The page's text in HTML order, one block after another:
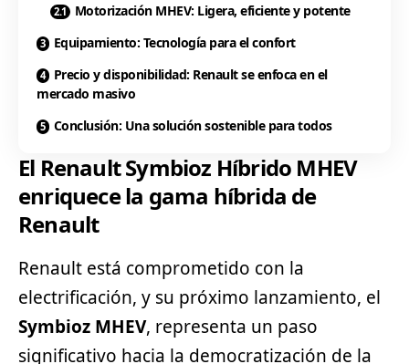
Motorización MHEV: Ligera, eficiente y potente
Equipamiento: Tecnología para el confort
Precio y disponibilidad: Renault se enfoca en el
mercado masivo
Conclusión: Una solución sostenible para todos
El Renault Symbioz Híbrido MHEV
enriquece la gama híbrida de
Renault
Renault está comprometido con la
electrificación, y su próximo lanzamiento, el
Symbioz MHEV, representa un paso
significativo hacia la democratización de la